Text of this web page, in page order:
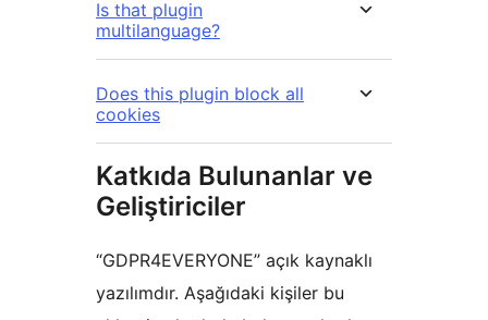
Is that plugin
multilanguage?
Does this plugin block all
cookies
Katkıda Bulunanlar ve
Geliştiriciler
“GDPR4EVERYONE” açık kaynaklı
yazılımdır. Aşağıdaki kişiler bu